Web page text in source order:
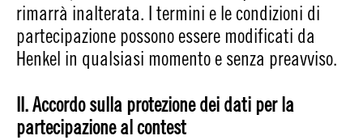
rimarrà inalterata. I termini e le condizioni di
partecipazione possono essere modificati da
Henkel in qualsiasi momento e senza preavviso.
II. Accordo sulla protezione dei dati per la
partecipazione al contest